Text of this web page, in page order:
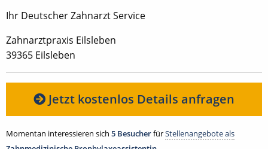
Ihr Deutscher Zahnarzt Service
Zahnarztpraxis Eilsleben
39365 Eilsleben
Jetzt kostenlos Details anfragen
Momentan interessieren sich 5 BesucherfürStellenangebote als